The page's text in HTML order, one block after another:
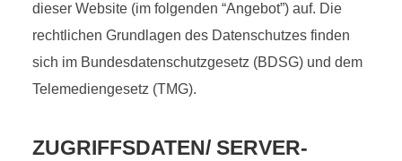
dieser Website (im folgenden “Angebot”) auf. Die
rechtlichen Grundlagen des Datenschutzes finden
sich im Bundesdatenschutzgesetz (BDSG) und dem
Telemediengesetz (TMG).
ZUGRIFFSDATEN/ SERVER-